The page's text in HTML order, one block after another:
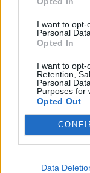
I want to opt-
Personal
Opted In
I want to opt-
Retention,
Personal
Purposes for
Opted Out
Data
correr juntas
1000.
Desta vez a
(pluri-
Domingos
MOTOS.